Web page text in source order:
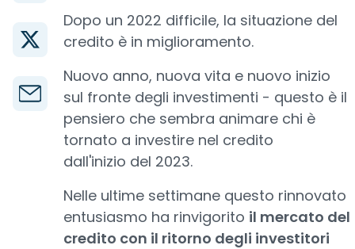
Dopo un 2022 difficile, la situazione del
credito è in miglioramento.
Nuovo anno, nuova vita e nuovo inizio
sul fronte degli investimenti - questo è il
pensiero che sembra animare chi è
tornato a investire nel credito
dall'inizio del 2023.
Nelle ultime settimane questo rinnovato
entusiasmo ha rinvigorito il mercato del
credito con il ritorno degli investitori